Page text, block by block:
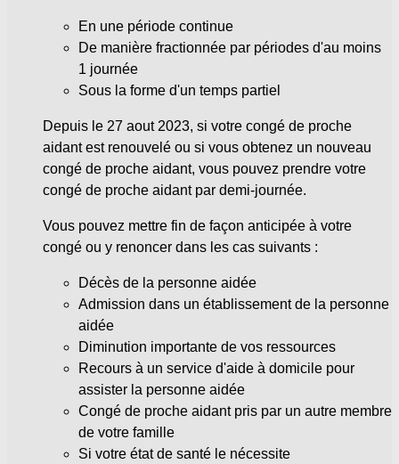
En une période continue
De manière fractionnée par périodes d'au moins
1 journée
Sous la forme d'un temps partiel
Depuis le 27 aout 2023, si votre congé de proche
aidant est renouvelé ou si vous obtenez un nouveau
congé de proche aidant, vous pouvez prendre votre
congé de proche aidant par demi-journée.
Vous pouvez mettre fin de façon anticipée à votre
congé ou y renoncer dans les cas suivants :
Décès de la personne aidée
Admission dans un établissement de la personne
aidée
Diminution importante de vos ressources
Recours à un service d'aide à domicile pour
assister la personne aidée
Congé de proche aidant pris par un autre membre
de votre famille
Si votre état de santé le nécessite